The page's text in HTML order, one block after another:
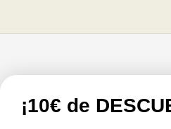
Productos
¡10€ de